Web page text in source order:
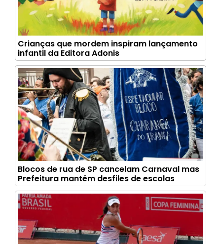
Crianças que mordem inspiram lançamento
infantil da Editora Adonis
Blocos de rua de SP cancelam Carnaval mas
Prefeitura mantém desfiles de escolas